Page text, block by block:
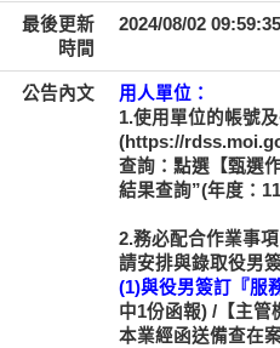
最後更新
時間
2024/08/02 09:59:35
公告內文
用人單位：
1.使用單位的帳號
(https://
查詢：點選【甄選
結果查詢”(年度：
2.務必配合作業事項
請安排與錄取役男
(1)與役男簽訂『服
中1份函報) /【主管
本業經函送備查在